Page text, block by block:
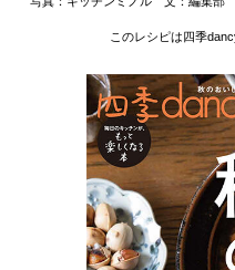
このレシピは四季